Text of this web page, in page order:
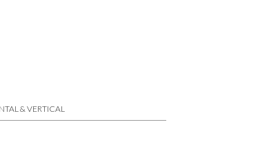
& VERTICAL